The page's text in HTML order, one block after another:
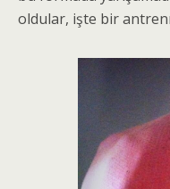
oldular, işte bir